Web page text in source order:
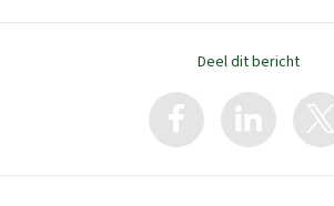
Deel dit bericht